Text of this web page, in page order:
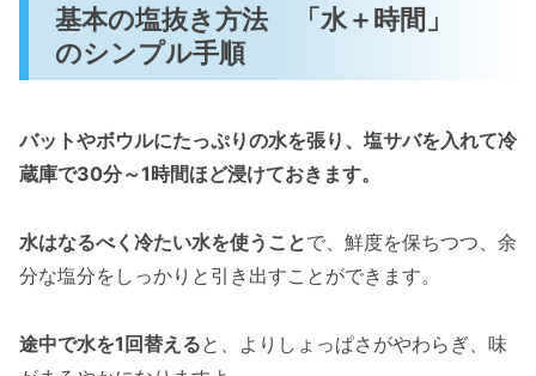
基本の塩抜き方法 「水＋時間」
のシンプル手順
バットやボウルにたっぷりの水を張り、塩サバを入れて冷
蔵庫で30分～1時間ほど浸けておきます。
水はなるべく冷たい水を使うことで、鮮度を保ちつつ、余
分な塩分をしっかりと引き出すことができます。
途中で水を1回替えると、よりしょっぱさがやわらぎ、味